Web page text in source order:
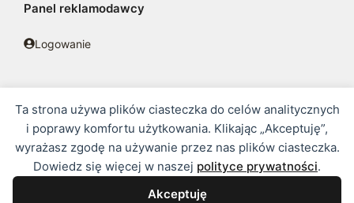
Ta strona używa plików ciasteczka do celów analitycznych
i poprawy komfortu użytkowania. Klikając „Akceptuję”,
wyrażasz zgodę na używanie przez nas plików ciasteczka.
Dowiedz się więcej w naszej polityce prywatności.
Akceptuję
Panel reklamodawcy
Logowanie
© 2016 - 2026 zoosklepik.pl •Polityka prywatności • Sitemap
Treść niniejszej strony internetowej nie stanowi oferty w rozumieniu
prawa handlowego.